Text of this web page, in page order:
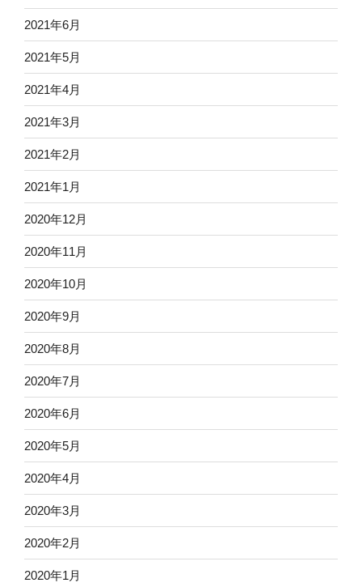
2021年6月
2021年5月
2021年4月
2021年3月
2021年2月
2021年1月
2020年12月
2020年11月
2020年10月
2020年9月
2020年8月
2020年7月
2020年6月
2020年5月
2020年4月
2020年3月
2020年2月
2020年1月